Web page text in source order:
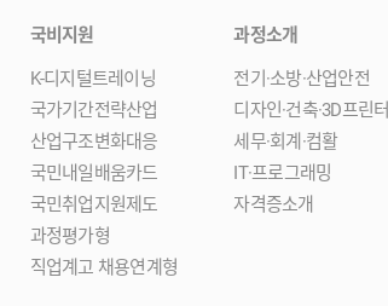
국비지원
K-디지털트레이닝
국가기간전략산업
산업구조변화대응
국민내일배움카드
국민취업지원제도
과정평가형
직업계고 채용연계형
과정소개
전기·소방·산업안전
디자인·건축·3D프린터
세무·회계·컴활
IT·프로그래밍
자격증소개